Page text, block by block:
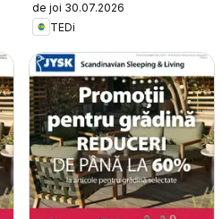
de joi 30.07.2026
TEDi